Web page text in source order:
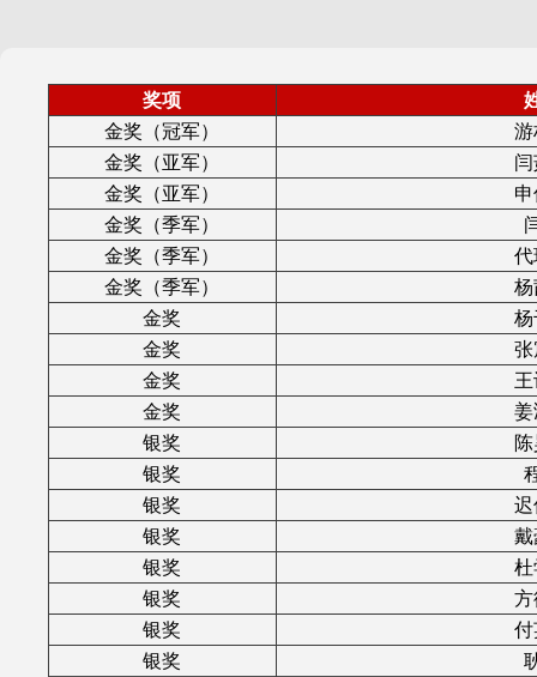
奖项
金奖（冠军）
金奖（亚军）
金奖（亚军）
金奖（季军）
金奖（季军）
金奖（季军）
金奖
金奖
金奖
金奖
银奖
银奖
银奖
银奖
银奖
银奖
银奖
银奖